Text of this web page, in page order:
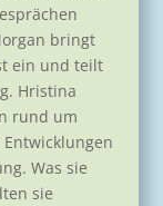
bringt
ein und teilt
Hristina
rund um
Was sie
sie